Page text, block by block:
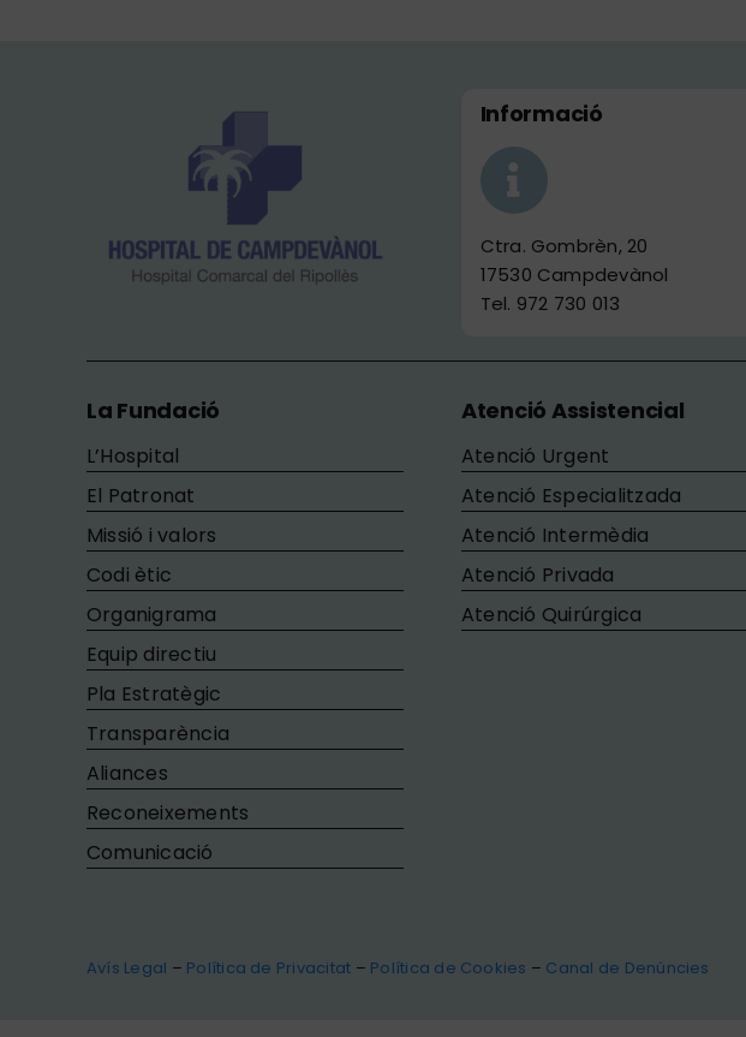
Informació
Ctra. Gombrèn, 20
17530 Campdevànol
Tel. 972 730 013
La Fundació
L’Hospital
El Patronat
Missió i valors
Codi ètic
Organigrama
Equip directiu
Pla Estratègic
Transparència
Aliances
Reconeixements
Comunicació
Atenció Assistencial
Atenció Urgent
Atenció Especialitzada
Atenció Intermèdia
Atenció Privada
Atenció Quirúrgica
Avís Legal – Política de Privacitat – Política de Cookies – Canal de Denúncies